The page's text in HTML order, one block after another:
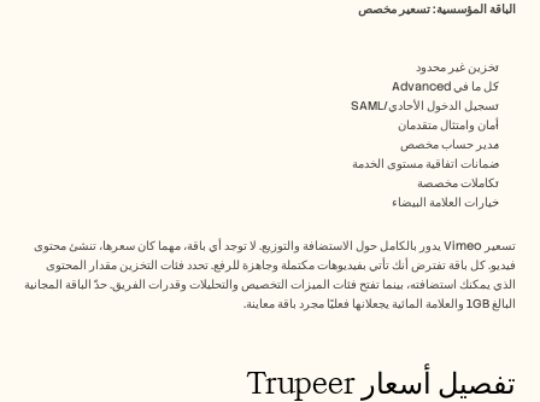
الباقة المؤسسية: تسعير مخصص
تخزين غير محدود
كل ما في Advanced
تسجيل الدخول الأحادي/‏SAML
أمان وامتثال متقدمان
مدير حساب مخصص
ضمانات اتفاقية مستوى الخدمة
تكاملات مخصصة
خيارات العلامة البيضاء
البالغ 1GB والعلامة المائية يجعلانها فعليًا مجرد باقة معاينة.
تفصيل أسعار Trupeer